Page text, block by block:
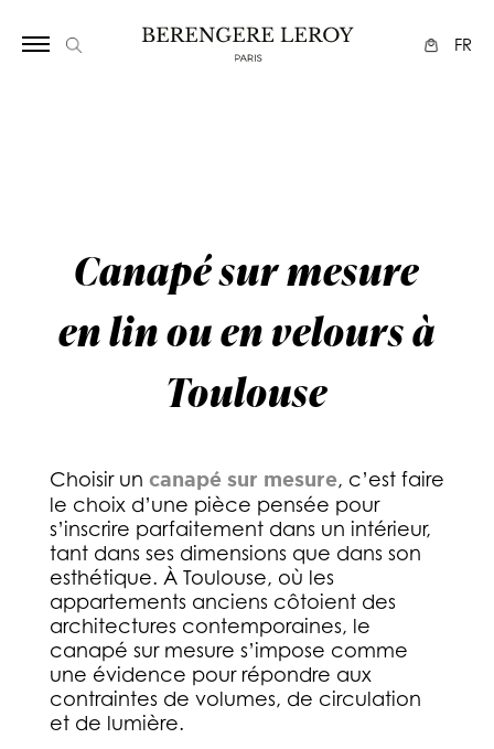
FR
Canapé sur mesure
en lin ou en velours à
Toulouse
Choisir un canapé sur mesure, c’est faire
le choix d’une pièce pensée pour
s’inscrire parfaitement dans un intérieur,
tant dans ses dimensions que dans son
esthétique. À Toulouse, où les
appartements anciens côtoient des
architectures contemporaines, le
canapé sur mesure s’impose comme
une évidence pour répondre aux
contraintes de volumes, de circulation
et de lumière.